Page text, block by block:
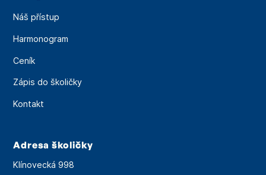
Náš přístup
Harmonogram
Ceník
Zápis do školičky
Kontakt
Adresa školičky
Klínovecká 998